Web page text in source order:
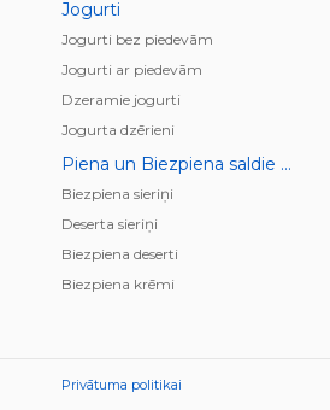
Jogurti
Jogurti bez piedevām
Jogurti ar piedevām
Dzeramie jogurti
Jogurta dzērieni
Piena un Biezpiena saldie krēmi, deserti, pudiņi
Biezpiena sieriņi
Deserta sieriņi
Biezpiena deserti
Biezpiena krēmi
Privātuma politikai